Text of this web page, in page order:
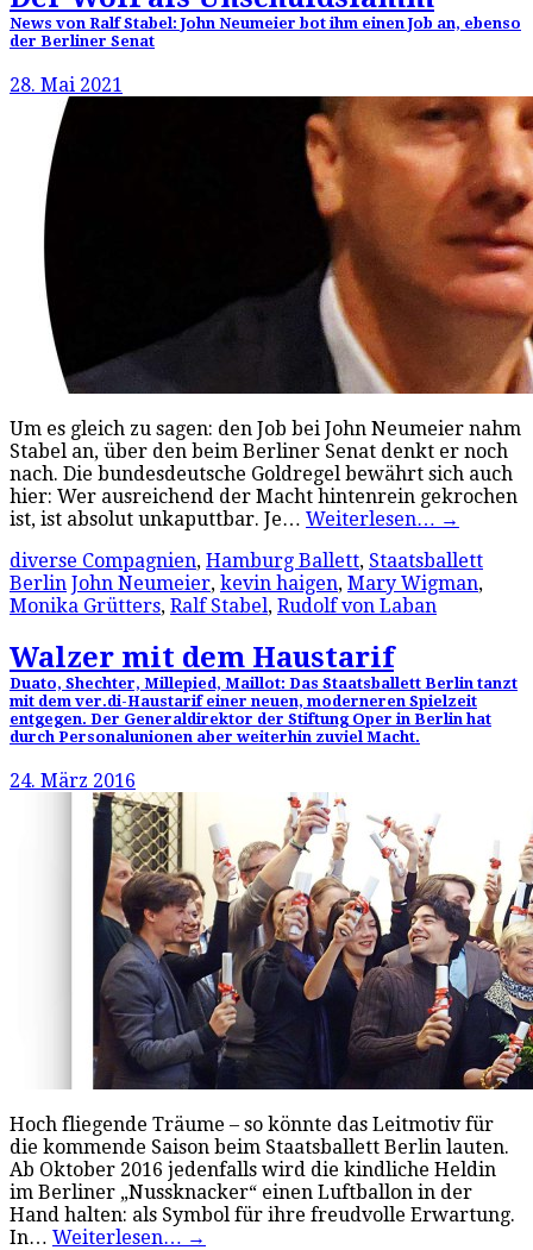
News von Ralf Stabel: John Neumeier bot ihm einen Job an, ebenso
der Berliner Senat
28. Mai 2021
Um es gleich zu sagen: den Job bei John Neumeier nahm
Stabel an, über den beim Berliner Senat denkt er noch
nach. Die bundesdeutsche Goldregel bewährt sich auch
hier: Wer ausreichend der Macht hintenrein gekrochen
ist, ist absolut unkaputtbar. Je… Weiterlesen… →
diverse Compagnien, Hamburg Ballett, Staatsballett
Berlin John Neumeier, kevin haigen, Mary Wigman,
Monika Grütters, Ralf Stabel, Rudolf von Laban
Walzer mit dem Haustarif
Duato, Shechter, Millepied, Maillot: Das Staatsballett Berlin tanzt
mit dem ver.di-Haustarif einer neuen, moderneren Spielzeit
entgegen. Der Generaldirektor der Stiftung Oper in Berlin hat
durch Personalunionen aber weiterhin zuviel Macht.
24. März 2016
Hoch fliegende Träume – so könnte das Leitmotiv für
die kommende Saison beim Staatsballett Berlin lauten.
Ab Oktober 2016 jedenfalls wird die kindliche Heldin
im Berliner „Nussknacker“ einen Luftballon in der
Hand halten: als Symbol für ihre freudvolle Erwartung.
In… Weiterlesen… →